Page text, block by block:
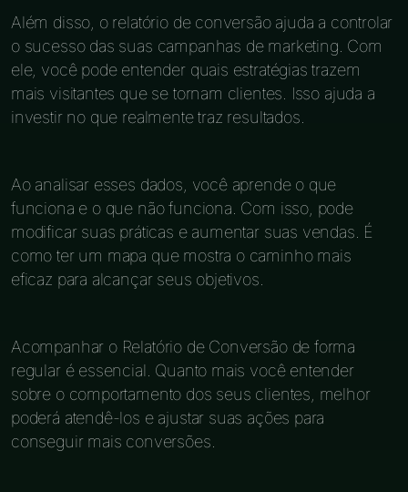
Além disso, o relatório de conversão ajuda a controlar
o sucesso das suas campanhas de marketing. Com
ele, você pode entender quais estratégias trazem
mais visitantes que se tornam clientes. Isso ajuda a
investir no que realmente traz resultados.
Ao analisar esses dados, você aprende o que
funciona e o que não funciona. Com isso, pode
modificar suas práticas e aumentar suas vendas. É
como ter um mapa que mostra o caminho mais
eficaz para alcançar seus objetivos.
Acompanhar o Relatório de Conversão de forma
regular é essencial. Quanto mais você entender
sobre o comportamento dos seus clientes, melhor
poderá atendê-los e ajustar suas ações para
conseguir mais conversões.